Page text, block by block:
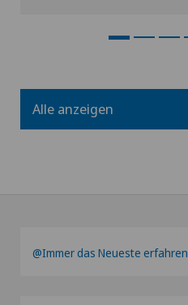
Alle anzeigen
@Immer das Neueste erfahren